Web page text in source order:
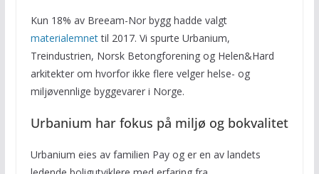
Kun 18% av Breeam-Nor bygg hadde valgt
materialemnettil 2017. Vi spurte Urbanium,
Treindustrien, Norsk Betongforening og Helen&Hard
arkitekter om hvorfor ikke flere velger helse- og
miljøvennlige byggevarer i Norge.
Urbanium har fokus på miljø og bokvalitet
Urbanium eies av familien Pay og er en av landets